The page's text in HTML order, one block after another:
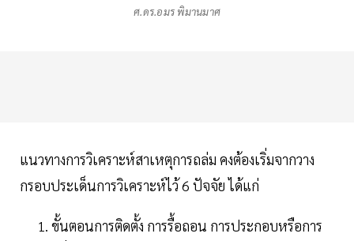
ศ.ดร.อมร พิมานมาศ
แนวทางการวิเคราะห์สาเหตุการถล่ม คงต้องเริ่มจากวาง
กรอบประเด็นการวิเคราะห์ไว้ 6 ปัจจัย ได้แก่
ขั้นตอนการติดตั้ง การรื้อถอน การประกอบหรือการ